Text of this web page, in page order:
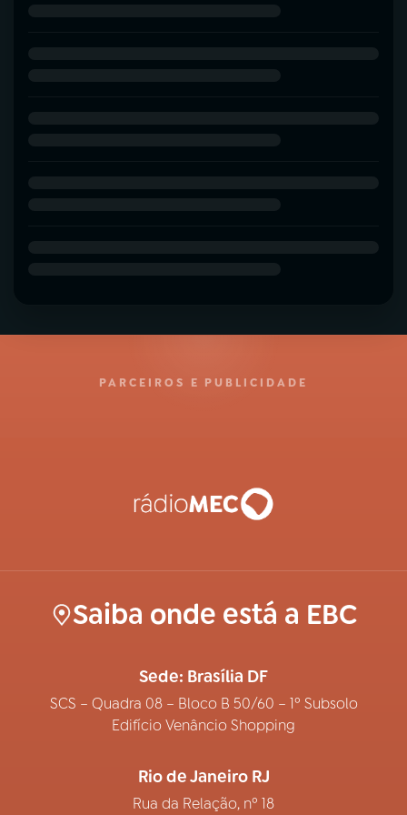
PARCEIROS E PUBLICIDADE
Saiba onde está a EBC
Sede: Brasília DF
SCS – Quadra 08 – Bloco B 50/60 – 1º Subsolo
Edifício Venâncio Shopping
Rio de Janeiro RJ
Rua da Relação, nº 18